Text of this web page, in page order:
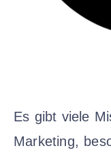
Es gibt viele
Marketing,